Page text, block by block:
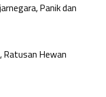
Panik dan
Ratusan Hewan